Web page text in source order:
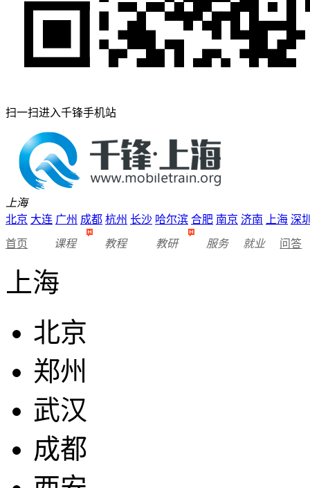
扫一扫进入千锋手机站
上海
北京 大连 广州 成都 杭州 长沙 哈尔滨 合肥 南京 济南 上海 深
首页 课程 教程 教研 服务 就业 问答
上海
北京
郑州
武汉
成都